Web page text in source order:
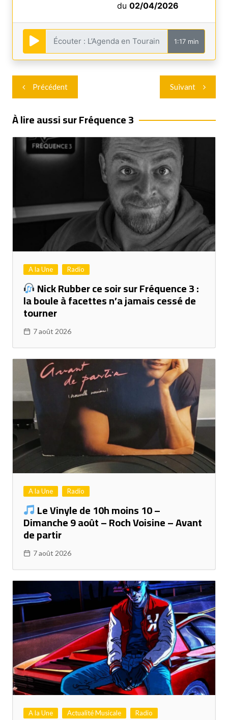
du02/04/2026
1:17 min
Navigation
de
l’article
Précédent Suivant
À lire aussi sur Fréquence 3
A la Une Radio
Nick Rubber ce soir sur Fréquence 3 :
la boule à facettes n’a jamais cessé de
tourner
7 août 2026
A la Une Radio
Le Vinyle de 10h moins 10 –
Dimanche 9 août – Roch Voisine – Avant
de partir
7 août 2026
A la Une Actualité Musicale Radio